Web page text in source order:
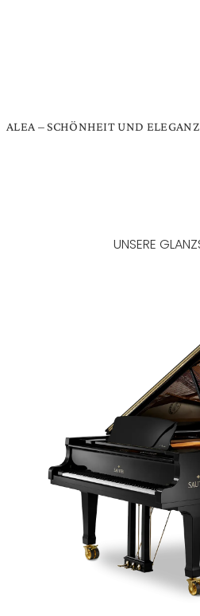
ALEA – SCHÖNHEIT UND
UNSERE